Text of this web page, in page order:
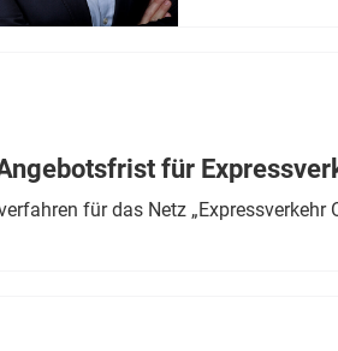
für
für das Netz